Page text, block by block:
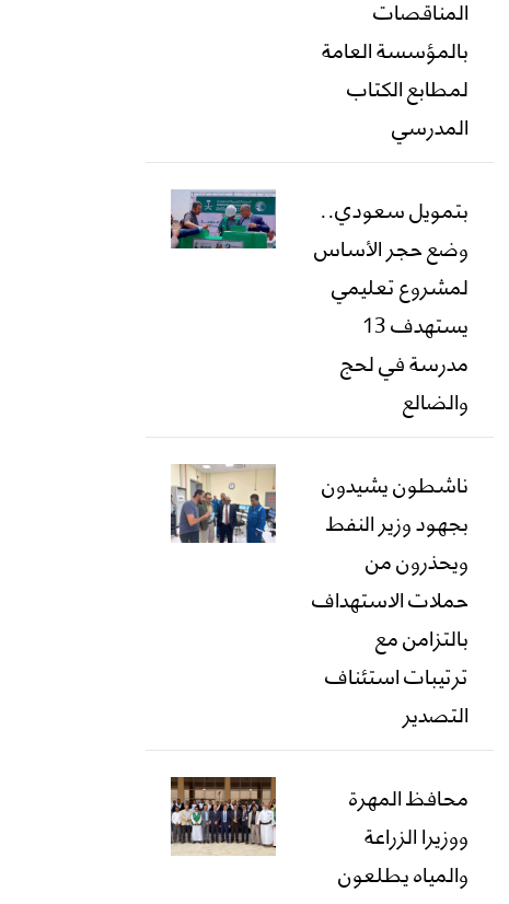
المناقصات
بالمؤسسة العامة
لمطابع الكتاب
المدرسي
بتمويل سعودي..
وضع حجر الأساس
لمشروع تعليمي
يستهدف 13
مدرسة في لحج
والضالع
ناشطون يشيدون
بجهود وزير النفط
ويحذرون من
حملات الاستهداف
بالتزامن مع
ترتيبات استئناف
التصدير
محافظ المهرة
ووزيرا الزراعة
والمياه يطلعون